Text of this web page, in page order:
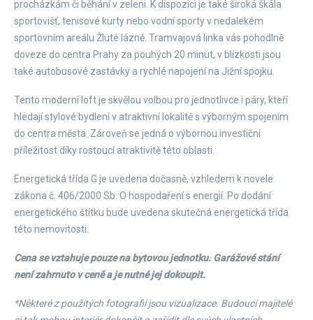
procházkám či běhání v zeleni. K dispozici je také široká škála
sportovišť, tenisové kurty nebo vodní sporty v nedalekém
sportovním areálu Žluté lázně. Tramvajová linka vás pohodlně
doveze do centra Prahy za pouhých 20 minut, v blízkosti jsou
také autobusové zastávky a rychlé napojení na Jižní spojku.
Tento moderní loft je skvělou volbou pro jednotlivce i páry, kteří
hledají stylové bydlení v atraktivní lokalitě s výborným spojením
do centra města. Zároveň se jedná o výbornou investiční
příležitost díky rostoucí atraktivitě této oblasti.
Energetická třída G je uvedena dočasně, vzhledem k novele
zákona č. 406/2000 Sb. O hospodaření s energií. Po dodání
energetického štítku bude uvedena skutečná energetická třída
této nemovitosti.
Cena se vztahuje pouze na bytovou jednotku. Garážové stání
není zahrnuto v ceně a je nutné jej dokoupit.
*Některé z použitých fotografií jsou vizualizace. Budoucí majitelé